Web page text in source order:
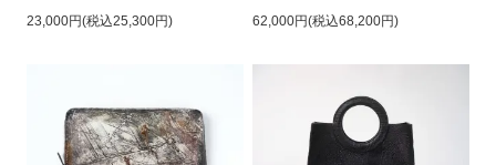
23,000円(税込25,300円)
62,000円(税込68,200円)